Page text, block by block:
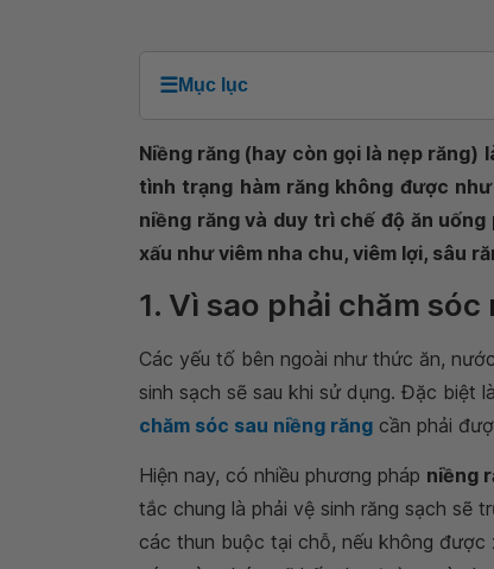
☰Mục lục
Niềng răng (hay còn gọi là nẹp
tình trạng hàm răng không được
niềng răng và duy trì chế độ ăn
xấu như viêm nha chu, viêm lợi, sâu
1. Vì sao phải chăm
Các yếu tố bên ngoài như thức ăn,
sinh sạch sẽ sau khi sử dụng. Đặc biệt
chăm sóc sau niềng răng cần phải
Hiện nay, có nhiều phương pháp niềng
tắc chung là phải vệ sinh răng sạch sẽ
các thun buộc tại chỗ, nếu không